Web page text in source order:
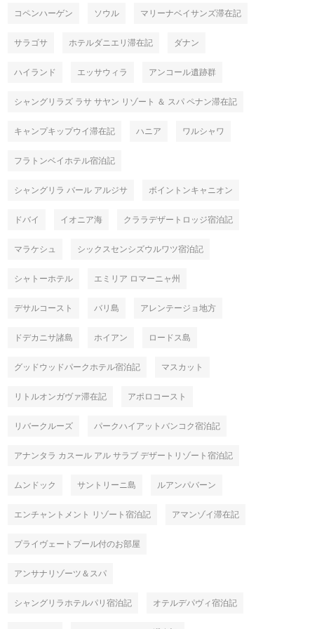
コペンハーゲン ソウル マリーナベイサンズ滞在記
サラゴサ ホテルダニエリ滞在記 ダナン
ハイランド エッサウィラ アンコール遺跡群
シャングリラズ ラサ サヤン リゾート ＆ スパ ペナン滞在記
キャンプキップウイ滞在記 ハニア ワルシャワ
フラトンベイホテル宿泊記
シャングリラ バール アルジサ ボイントンキャニオン
ドバイ イオニア海 クララデザートロッジ宿泊記
マラケシュ シックスセンシズウルワツ宿泊記
シャトーホテル エミリア ロマーニャ州
デサルコースト バリ島 アレンテージョ地方
ドデカニサ諸島 ホイアン ロードス島
グッドウッドパークホテル宿泊記 マスカット
リトルオンガヴァ滞在記 アポロコースト
リバークルーズ パークハイアットバンコク宿泊記
アナンタラ カスール アル サラブ デザートリゾート宿泊記
ムンドック サントリーニ島 ルアンパバーン
エンチャントメント リゾート宿泊記 アマンゾイ滞在記
プライヴェートプール付のお部屋
アンサナリゾーツ＆スパ
シャングリラホテルパリ宿泊記 オテルデパヴィ宿泊記